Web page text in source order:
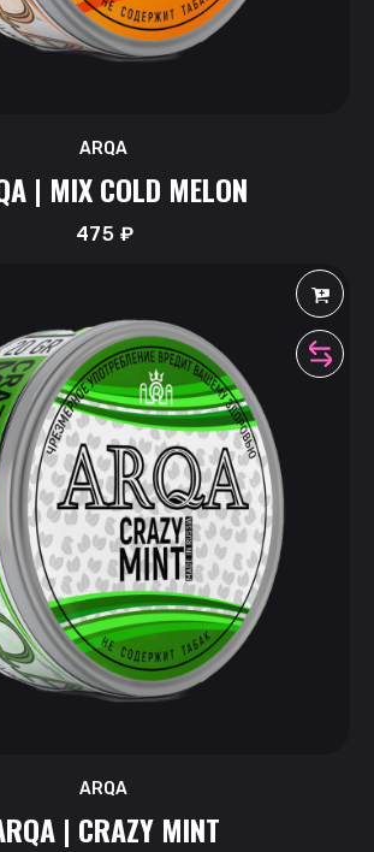
ARQA
| MIX COLD MELON
475 ₽
ARQA
| CRAZY MINT